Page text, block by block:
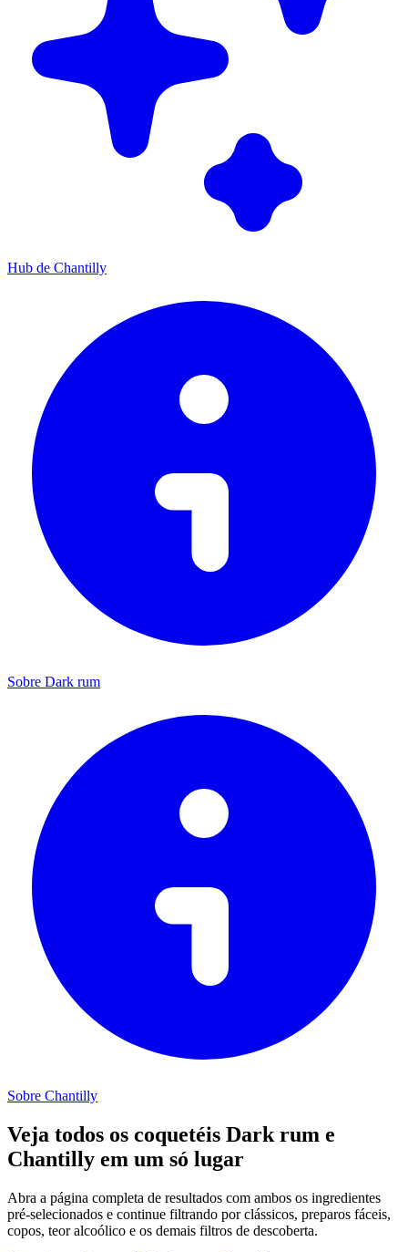
Hub de Chantilly
Sobre Dark rum
Sobre Chantilly
Veja todos os coquetéis Dark rum e
Chantilly em um só lugar
Abra a página completa de resultados com ambos os ingredientes
pré-selecionados e continue filtrando por clássicos, preparos fáceis,
copos, teor alcoólico e os demais filtros de descoberta.